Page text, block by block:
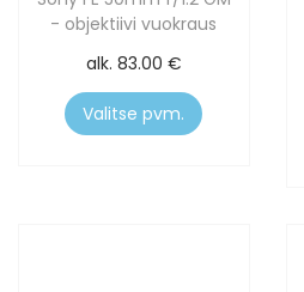
- objektiivi vuokraus
alk. 83.00 €
Valitse pvm.